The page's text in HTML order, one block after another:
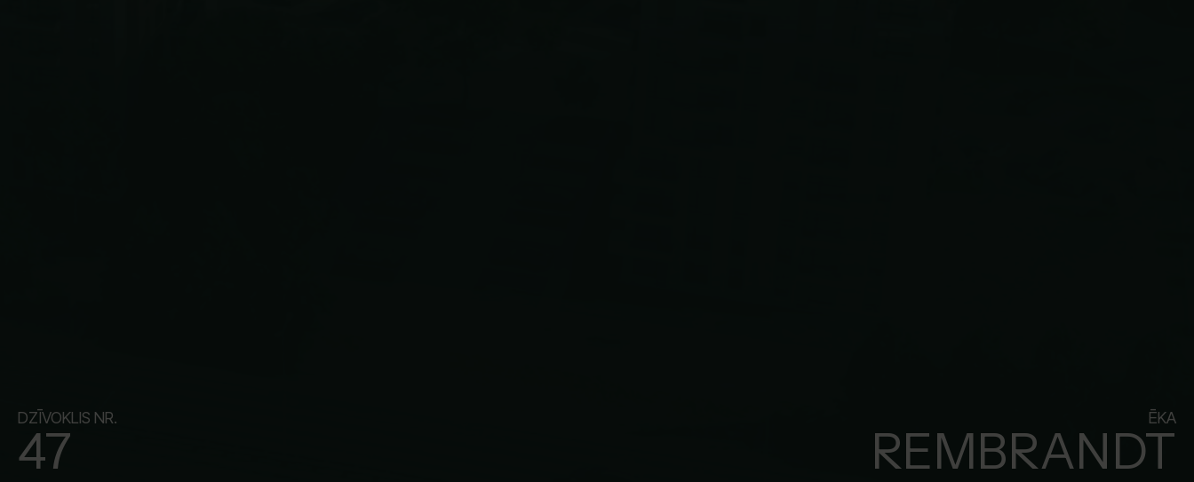
DZĪVOKLIS NR.
47
ĒKA
REMBRANDT